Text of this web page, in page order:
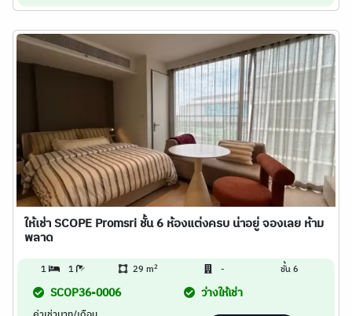
ให้เช่า SCOPE Promsri ชั้น 6 ห้องแต่งครบ น่าอยู่ จองเลย ห้าม
พลาด
1 1 29 m2 - ชั้น 6
SCOP36-0006 ว่างให้เช่า